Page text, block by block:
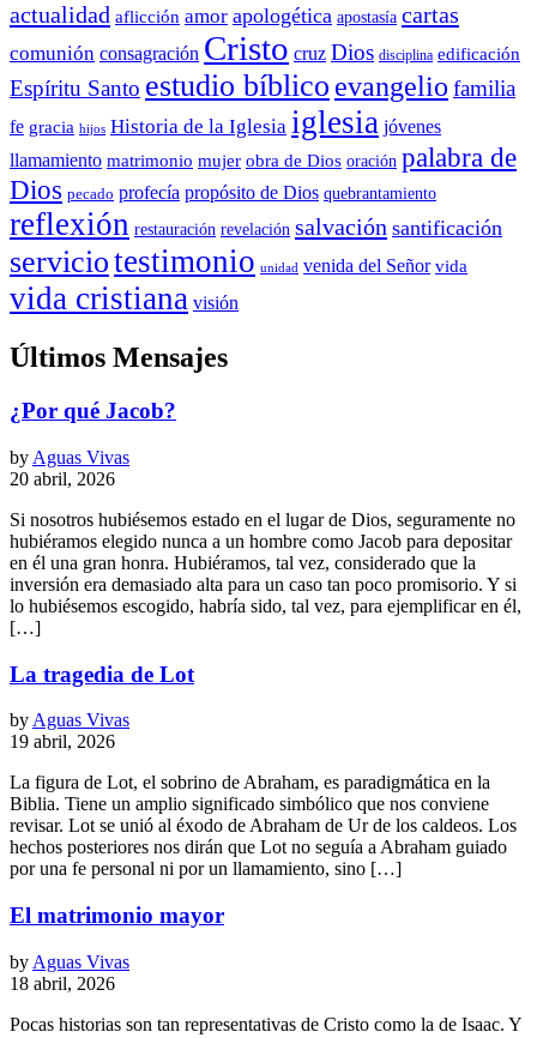
actualidad aflicción amor apologética apostasía cartas
comunión consagración Cristo cruz Dios disciplina edificación
Espíritu Santo estudio bíblico evangelio familia
fe gracia hijos Historia de la Iglesia iglesia jóvenes
llamamiento matrimonio mujer obra de Dios oración palabra de
Dios pecado profecía propósito de Dios quebrantamiento
reflexión restauración revelación salvación santificación
serviciotestimonio unidad venida del Señor vida
vida cristiana visión
Últimos Mensajes
¿Por qué Jacob?
by Aguas Vivas
20 abril, 2026
Si nosotros hubiésemos estado en el lugar de Dios, seguramente no
hubiéramos elegido nunca a un hombre como Jacob para depositar
en él una gran honra. Hubiéramos, tal vez, considerado que la
inversión era demasiado alta para un caso tan poco promisorio. Y si
lo hubiésemos escogido, habría sido, tal vez, para ejemplificar en él,
[…]
La tragedia de Lot
by Aguas Vivas
19 abril, 2026
La figura de Lot, el sobrino de Abraham, es paradigmática en la
Biblia. Tiene un amplio significado simbólico que nos conviene
revisar. Lot se unió al éxodo de Abraham de Ur de los caldeos. Los
hechos posteriores nos dirán que Lot no seguía a Abraham guiado
por una fe personal ni por un llamamiento, sino […]
El matrimonio mayor
by Aguas Vivas
18 abril, 2026
Pocas historias son tan representativas de Cristo como la de Isaac. Y